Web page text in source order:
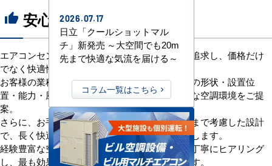
thumb_up 安心の8つのポイント
エアコンセンターACは、「格安＋α」の価値を追求し、価格だけ
でなく快適性と機能性にもこだわっています。
お客様の業種や施設の形態に合わせて、室内機の形状・設置位
置・能力・風向きなどを総合的に検討し、最適な空調環境をご提
案。
さらに、お手入れのしやすさやメンテナンス性まで考慮した設計
で、長く快適にご使用いただけるようサポートします。
経験豊富な空調技術者が現場の状況やご要望を丁寧にヒアリング
し、最も効果的で効率的なプランをお届けします。
2026.07.17
日立「クールショットマル
チ」新発売 ～大空間でも20m
先まで快適な気流を届ける～
コラム一覧はこちら